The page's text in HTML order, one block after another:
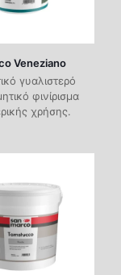
Veneziano
γυαλιστερό
φινίρισμα
χρήσης.